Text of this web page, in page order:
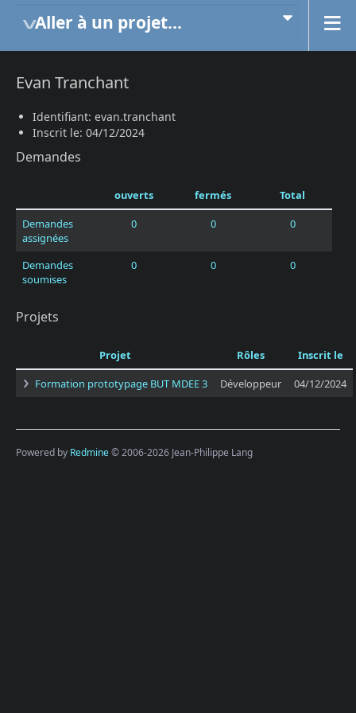
Aller à un projet...
Evan Tranchant
Identifiant: evan.tranchant
Inscrit le: 04/12/2024
Demandes
ouverts fermés
Total
Demandes
assignées
0 0 0
Demandes
soumises
0 0 0
Projets
Projet Rôles
Inscrit le
Formation prototypage BUT MDEE 3
Développeur 04/12/2024
Powered by Redmine© 2006-2026 Jean-Philippe Lang